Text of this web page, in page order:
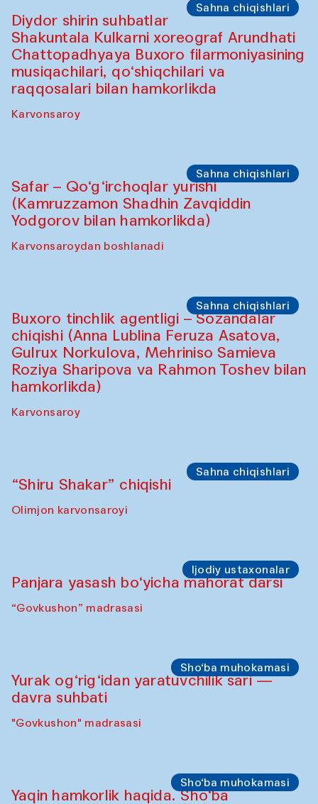
Sahna chiqishlari
Diydor shirin suhbatlar
Shakuntala Kulkarni xoreograf Arundhati
Chattopadhyaya Buxoro filarmoniyasining
musiqachilari, qo‘shiqchilari va
raqqosalari bilan hamkorlikda
Karvonsaroy
Sahna chiqishlari
Safar – Qo‘g‘irchoqlar yurishi
(Kamruzzamon Shadhin Zavqiddin
Yodgorov bilan hamkorlikda)
Karvonsaroydan boshlanadi
Sahna chiqishlari
Buxoro tinchlik agentligi – Sozandalar
chiqishi (Anna Lublina Feruza Asatova,
Gulrux Norkulova, Mehriniso Samieva
Roziya Sharipova va Rahmon Toshev bilan
hamkorlikda)
Karvonsaroy
Sahna chiqishlari
“Shiru Shakar” chiqishi
Olimjon karvonsaroyi
Ijodiy ustaxonalar
Panjara yasash bo‘yicha mahorat darsi
“Govkushon” madrasasi
Sho‘ba muhokamasi
Yurak og‘rig‘idan yaratuvchilik sari —
davra suhbati
"Govkushon" madrasasi
Sho‘ba muhokamasi
Yaqin hamkorlik haqida. Sho‘ba